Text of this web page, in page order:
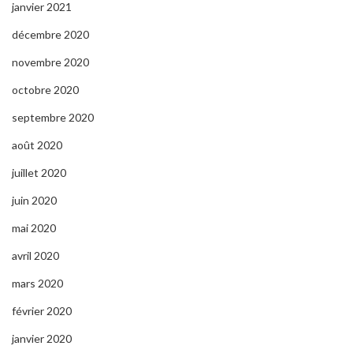
janvier 2021
décembre 2020
novembre 2020
octobre 2020
septembre 2020
août 2020
juillet 2020
juin 2020
mai 2020
avril 2020
mars 2020
février 2020
janvier 2020